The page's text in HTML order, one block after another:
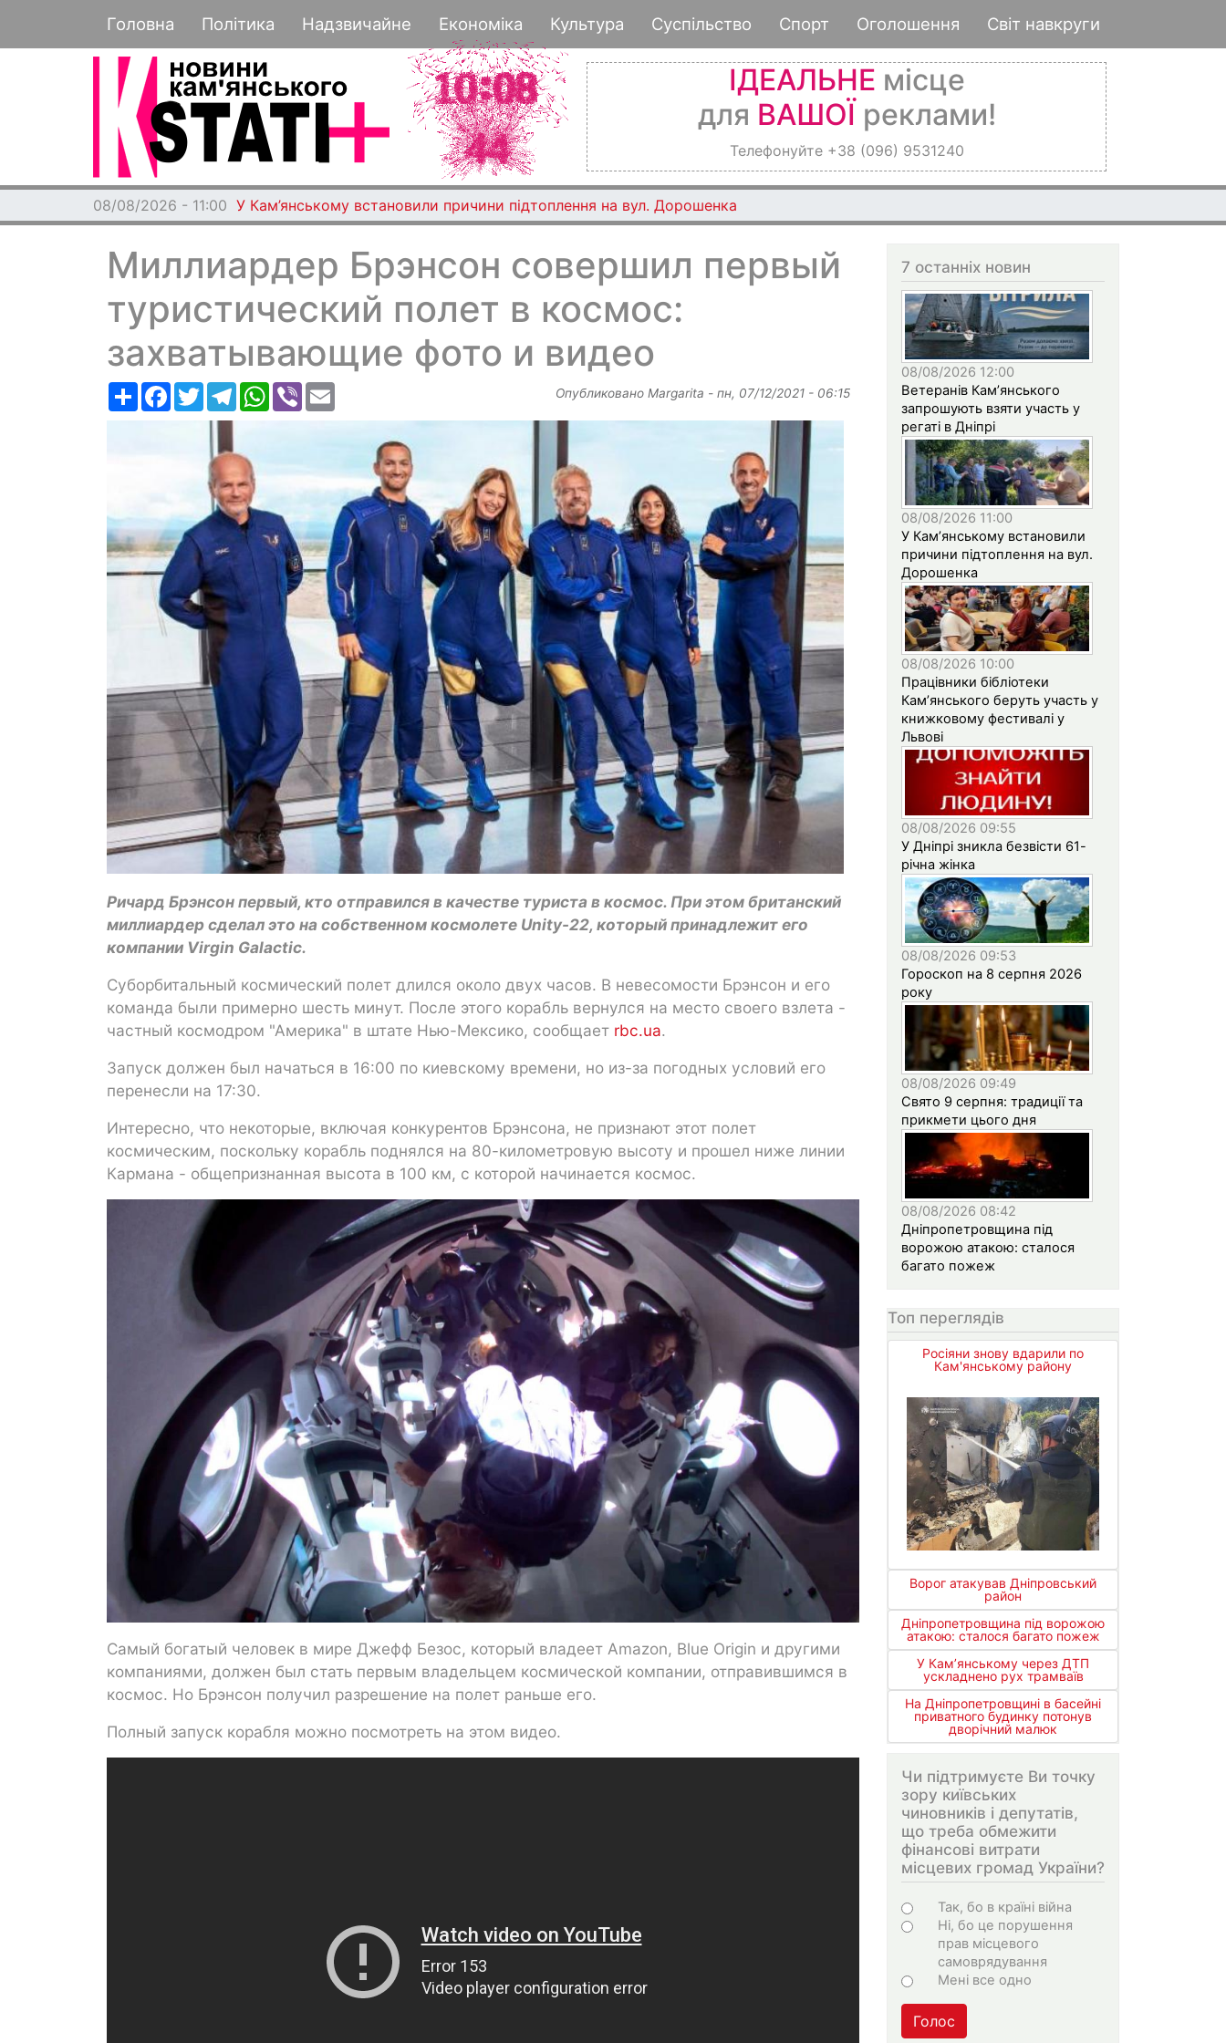
к
основному
Основная навигация
Головна Політика Надзвичайне Економіка Культура Суспільство Спорт Оголошення Світ навкруги
ІДЕАЛЬНЕ місце
для ВАШОЇ реклами!
Телефонуйте +38 (096) 9531240
08/08/2026 - 11:00 У Кам’янському встановили причини підтоплення на вул. Дорошенка
Миллиардер Брэнсон совершил первый
туристический полет в космос:
захватывающие фото и видео
РесурсFacebook
TwitterTelegramWhatsApp
Viber Опубликовано Margarita - пн, 07/12/2021 - 06:15
Ричард Брэнсон первый, кто отправился в качестве туриста в космос. При этом британский
миллиардер сделал это на собственном космолете Unity-22, который принадлежит его
компании Virgin Galactic.
Суборбитальный космический полет длился около двух часов. В невесомости Брэнсон и его
команда были примерно шесть минут. После этого корабль вернулся на место своего взлета -
частный космодром "Америка" в штате Нью-Мексико, сообщает rbc.ua.
Запуск должен был начаться в 16:00 по киевскому времени, но из-за погодных условий его
перенесли на 17:30.
Интересно, что некоторые, включая конкурентов Брэнсона, не признают этот полет
космическим, поскольку корабль поднялся на 80-километровую высоту и прошел ниже линии
Кармана - общепризнанная высота в 100 км, с которой начинается космос.
Самый богатый человек в мире Джефф Безос, который владеет Amazon, Blue Origin и другими
компаниями, должен был стать первым владельцем космической компании, отправившимся в
космос. Но Брэнсон получил разрешение на полет раньше его.
Полный запуск корабля можно посмотреть на этом видео.
7 останніх новин
08/08/2026 12:00
Ветеранів Кам’янського
запрошують взяти участь у
регаті в Дніпрі
08/08/2026 11:00
У Кам’янському встановили
причини підтоплення на вул.
Дорошенка
08/08/2026 10:00
Працівники бібліотеки
Кам’янського беруть участь у
книжковому фестивалі у
Львові
08/08/2026 09:55
У Дніпрі зникла безвісти 61-
річна жінка
08/08/2026 09:53
Гороскоп на 8 серпня 2026
року
08/08/2026 09:49
Свято 9 серпня: традиції та
прикмети цього дня
08/08/2026 08:42
Дніпропетровщина під
ворожою атакою: сталося
багато пожеж
Топ переглядів
Росіяни знову вдарили по
Кам'янському району
Ворог атакував Дніпровський
район
Дніпропетровщина під ворожою
атакою: сталося багато пожеж
У Кам’янському через ДТП
ускладнено рух трамваїв
На Дніпропетровщині в басейні
приватного будинку потонув
дворічний малюк
Чи підтримуєте Ви точку
зору київських
чиновників і депутатів,
що треба обмежити
фінансові витрати
місцевих громад України?
Choices
Так, бо в країні війна
Ні, бо це порушення
прав місцевого
самоврядування
Мені все одно
Голос